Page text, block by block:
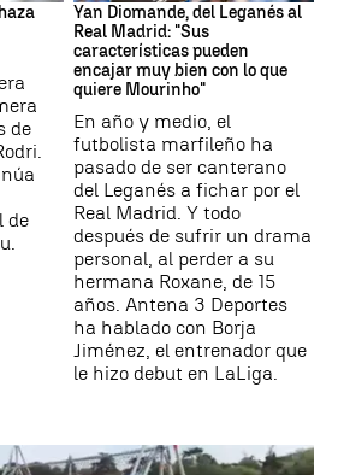
de
de
Yan Diomande, del Leganés al
Real Madrid: "Sus
características pueden
encajar muy bien con lo que
quiere Mourinho"
En año y medio, el
futbolista marfileño ha
pasado de ser canterano
del Leganés a fichar por el
Real Madrid. Y todo
después de sufrir un drama
personal, al perder a su
hermana Roxane, de 15
años. Antena 3 Deportes
ha hablado con Borja
Jiménez, el entrenador que
le hizo debut en LaLiga.